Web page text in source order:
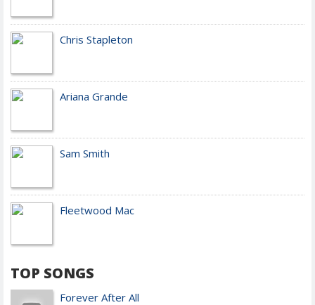
Chris Stapleton
Ariana Grande
Sam Smith
Fleetwood Mac
TOP SONGS
Forever After All